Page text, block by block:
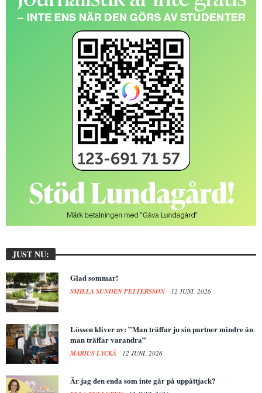
JUST NU:
Glad sommar!
SMILLA SUNDÉN PETTERSSON 12 JUNI, 2026
Lössen kliver av: ”Man träffar ju sin partner mindre än
man träffar varandra”
MARIUS LYCKÅ 12 JUNI, 2026
Är jag den enda som inte går på uppåttjack?